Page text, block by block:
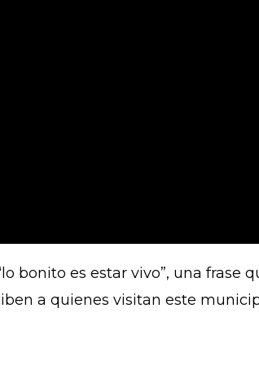
bonito es estar vivo”, una frase
a quienes visitan este